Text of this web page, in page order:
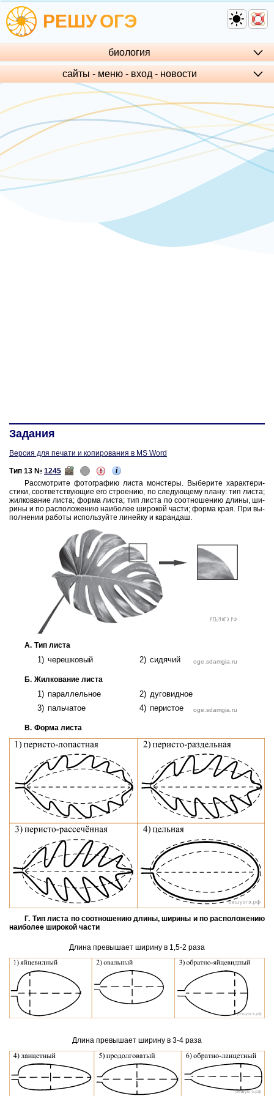
РЕШУОГЭ
биология
сайты - меню - вход - но­во­сти
Задания
Версия для печати и копирования в MS Word
Тип 13 № 1245
i
Рас­смот­ри­те фо­то­гра­фию листа мон­сте­ры. Вы­бе­ри­те ха­рак­те­ри­
сти­ки, со­от­вет­ству­ю­щие его стро­е­нию, по сле­ду­ю­ще­му плану: тип листа;
жил­ко­ва­ние листа; форма листа; тип листа по со­от­но­ше­нию длины, ши­
ри­ны и по рас­по­ло­же­нию наи­бо­лее ши­ро­кой части; форма края. При вы­
пол­не­нии ра­бо­ты ис­поль­зуй­те ли­ней­ку и ка­ран­даш.
А. Тип листа
1) че­реш­ко­вый 2) си­дя­чий
Б. Жил­ко­ва­ние листа
1) па­рал­лель­ное
2) ду­го­вид­ное
3) паль­ча­тое
4) пе­ри­стое
В. Форма листа
Г. Тип листа по со­от­но­ше­нию длины, ши­ри­ны и по рас­по­ло­же­нию
наи­бо­лее ши­ро­кой части
Длина пре­вы­ша­ет ши­ри­ну в 1,5-⁠2 раза
Длина пре­вы­ша­ет ши­ри­ну в 3-⁠4 раза